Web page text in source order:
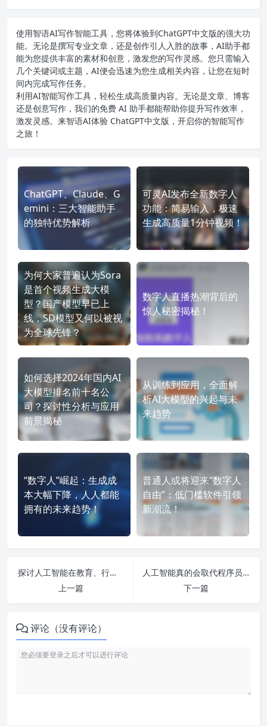
使用智语AI写作智能工具，您将体验到ChatGPT中文版的强大功
能。无论是撰写专业文章，还是创作引人入胜的故事，AI助手都
能为您提供丰富的素材和创意，激发您的写作灵感。您只需输入
几个关键词或主题，AI便会迅速为您生成相关内容，让您在短时
间内完成写作任务。
利用AI智能写作工具，轻松生成高质量内容。无论是文章、博客
还是创意写作，我们的免费 AI 助手都能帮助你提升写作效率，
激发灵感。来智语AI体验 ChatGPT中文版 ，开启你的智能写作
之旅！
ChatGPT、Claude、G
emini：三大智能助手
的独特优势解析
可灵AI发布全新数字人
功能：简易输入，极速
生成高质量1分钟视频！
为何大家普遍认为Sora
是首个视频生成大模
型？国产模型早已上
线，SD模型又何以被视
为全球先锋？
数字人直播热潮背后的
惊人秘密揭秘！
如何选择2024年国内AI
大模型排名前十名公
司？探讨性分析与应用
前景揭秘
从训练到应用，全面解
析AI大模型的兴起与未
来趋势
“数字人”崛起：生成成
本大幅下降，人人都能
拥有的未来趋势！
普通人或将迎来“数字人
自由”：低门槛软件引领
新潮流！
探讨人工智能在教育、行业及未来应用领域的深远影响与发展趋势分析
上一篇
人工智能真的会取代程序员吗？揭秘人工智能专业的未来就业前景与挑战！
下一篇
评论（没有评论）